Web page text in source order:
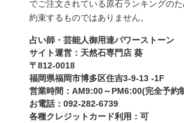
でご注文されている原石ランキングの
約束するものではありません。
占い師・芸能人御用達パワーストーン
サイト運営：天然石専門店 葵
〒812-0018
福岡県福岡市博多区住吉3-9-13 -1F
営業時間：AM9:00～PM6:00(完全予約
お電話：092-282-6739
各種クレジットカード利用：可